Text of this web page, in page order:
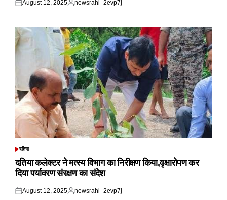
Posted
August 12, 2025
Posted
newsrahi_2evp7j
POSTED
दतिया
दतिया कलेक्टर ने मत्स्य विभाग का निरीक्षण किया,वृक्षारोपण कर
दिया पर्यावरण संरक्षण का संदेश
Posted
August 12, 2025
Posted
newsrahi_2evp7j